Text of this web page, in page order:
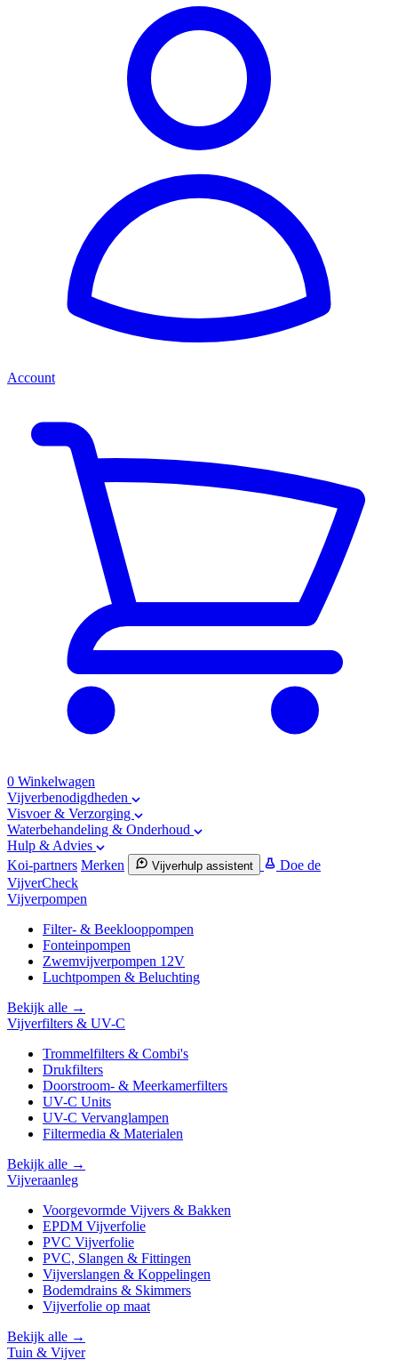
Account
0 Winkelwagen
Vijverbenodigdheden
Visvoer & Verzorging
Waterbehandeling & Onderhoud
Hulp & Advies
Koi-partners Merken Vijverhulp assistent
Doe de
VijverCheck
Vijverpompen
Filter- & Beeklooppompen
Fonteinpompen
Zwemvijverpompen 12V
Luchtpompen & Beluchting
Bekijk alle →
Vijverfilters & UV-C
Trommelfilters & Combi's
Drukfilters
Doorstroom- & Meerkamerfilters
UV-C Units
UV-C Vervanglampen
Filtermedia & Materialen
Bekijk alle →
Vijveraanleg
Voorgevormde Vijvers & Bakken
EPDM Vijverfolie
PVC Vijverfolie
PVC, Slangen & Fittingen
Vijverslangen & Koppelingen
Bodemdrains & Skimmers
Vijverfolie op maat
Bekijk alle →
Tuin & Vijver